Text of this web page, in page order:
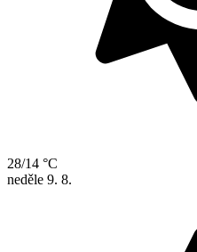
28/14 °C
neděle 9. 8.